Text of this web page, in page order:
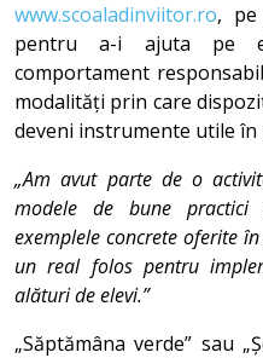
www.scoaladinviitor.ro, pe
pentru a-i ajuta pe
comportament
modalități prin care
deveni instrumente utile în
„Am avut parte de o
modele de bune
exemplele concrete oferite
un real folos pentru
alături de elevi.”
„Săptămâna verde” sau